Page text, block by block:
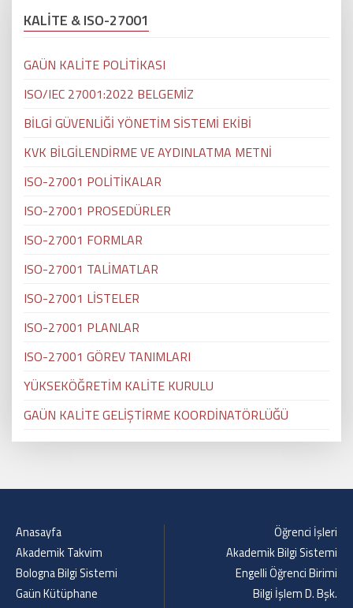
KALİTE & ISO-27001
GAÜN KALİTE POLİTİKASI
ISO/IEC 27001:2022 BELGEMİZ
BİLGİ GÜVENLİĞİ YÖNETİM SİSTEMİ EKİBİ
KVK BİLGİLENDİRME VE AYDINLATMA METNİ
ISO-27001 POLİTİKALAR
ISO-27001 PROSEDÜRLER
ISO-27001 FORMLAR
ISO-27001 TALİMATLAR
ISO-27001 LİSTELER
ISO-27001 PLANLAR
ISO-27001 GÖREV TANIMLARI
YÜKSEKÖĞRETİM KALİTE KURULU
GAÜN KALİTE GELİŞTİRME KOORDİNATÖRLÜĞÜ
Anasayfa
Akademik Takvim
Bologna Bilgi Sistemi
Gaün Kütüphane
Öğrenci İşleri
Akademik Bilgi Sistemi
Engelli Öğrenci Birimi
Bilgi İşlem D. Bşk.